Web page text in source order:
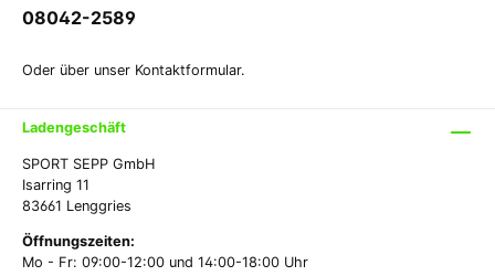
08042-2589
Oder über unser Kontaktformular.
Ladengeschäft
SPORT SEPP GmbH
Isarring 11
83661 Lenggries
Öffnungszeiten:
Mo - Fr: 09:00-12:00 und 14:00-18:00 Uhr